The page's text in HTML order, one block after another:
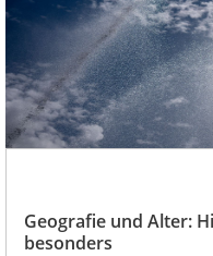
Geografie und Alter:
besonders